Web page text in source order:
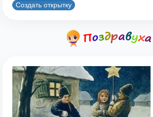
Создать открытку